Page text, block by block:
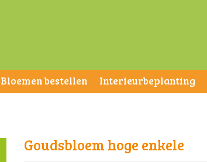
Bloemen bestellen Interieurbeplanting
Goudsbloem hoge enkele